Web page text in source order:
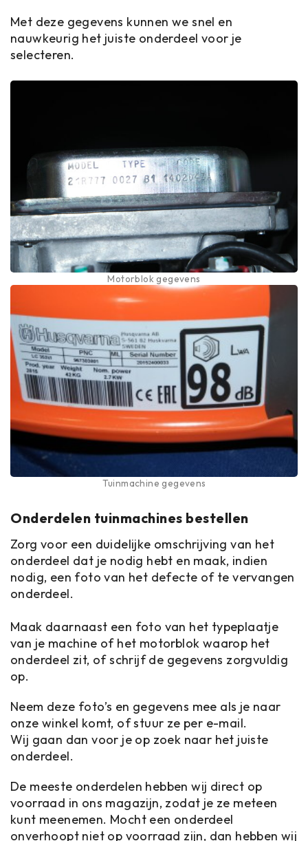
Met deze gegevens kunnen we snel en
nauwkeurig het juiste onderdeel voor je
selecteren.
Motorblok gegevens
Tuinmachine gegevens
Onderdelen tuinmachines bestellen
Zorg voor een duidelijke omschrijving van het
onderdeel dat je nodig hebt en maak, indien
nodig, een foto van het defecte of te vervangen
onderdeel.
Maak daarnaast een foto van het typeplaatje
van je machine of het motorblok waarop het
onderdeel zit, of schrijf de gegevens zorgvuldig
op.
Neem deze foto’s en gegevens mee als je naar
onze winkel komt, of stuur ze per e-mail.
Wij gaan dan voor je op zoek naar het juiste
onderdeel.
De meeste onderdelen hebben wij direct op
voorraad in ons magazijn, zodat je ze meteen
kunt meenemen. Mocht een onderdeel
onverhoopt niet op voorraad zijn, dan hebben wij